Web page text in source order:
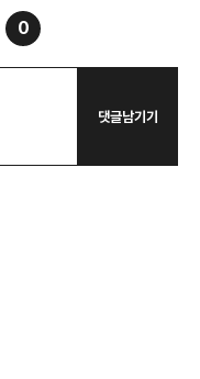
0
댓글남기기